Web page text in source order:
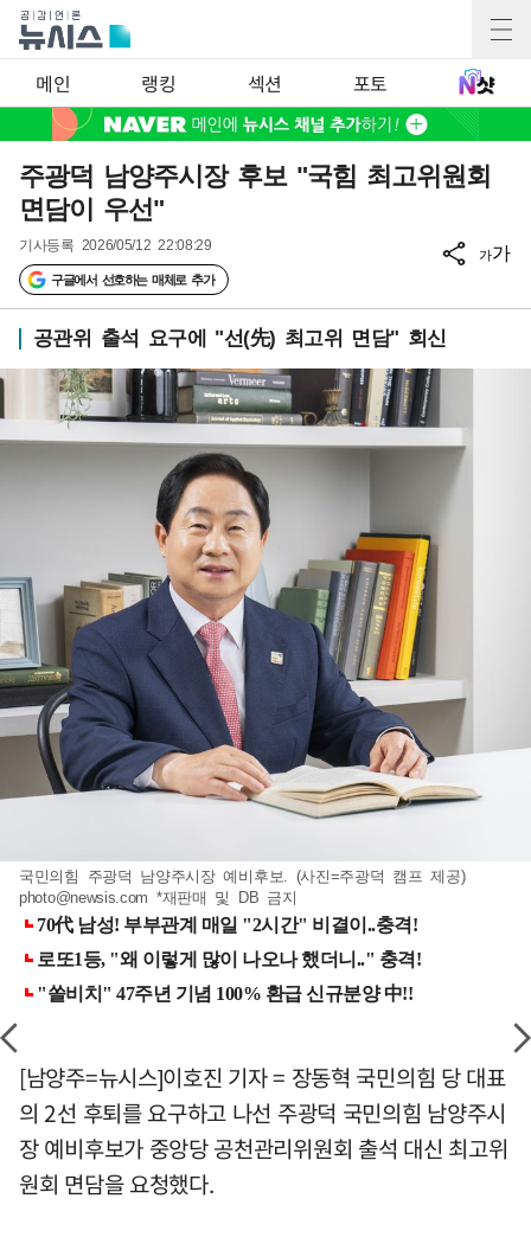
메인 랭킹 섹션 포토
주광덕 남양주시장 후보 "국힘 최고위원회
면담이 우선"
기사등록 2026/05/12 22:08:29
구글에서 선호하는 매체로 추가
가가
공관위 출석 요구에 "선(先) 최고위 면담" 회신
국민의힘 주광덕 남양주시장 예비후보. (사진=주광덕 캠프 제공)
photo@newsis.com *재판매 및 DB 금지
[남양주=뉴시스]이호진 기자 = 장동혁 국민의힘 당 대표
의 2선 후퇴를 요구하고 나선 주광덕 국민의힘 남양주시
장 예비후보가 중앙당 공천관리위원회 출석 대신 최고위
원회 면담을 요청했다.